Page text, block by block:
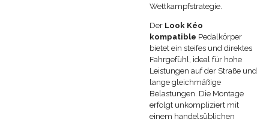
Wettkampfstrategie.
Der Look Kéo
kompatible Pedalkörper
bietet ein steifes und direktes
Fahrgefühl, ideal für hohe
Leistungen auf der Straße und
lange gleichmäßige
Belastungen. Die Montage
erfolgt unkompliziert mit
einem handelsüblichen